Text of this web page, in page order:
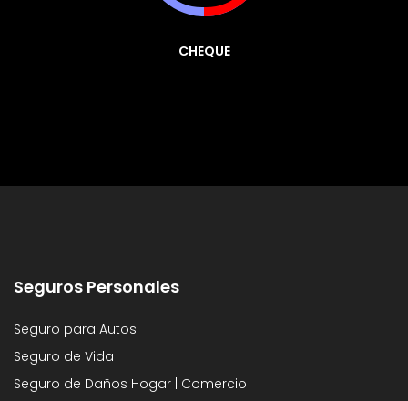
CHEQUE
Seguros Personales
Seguro para Autos
Seguro de Vida
Seguro de Daños Hogar | Comercio